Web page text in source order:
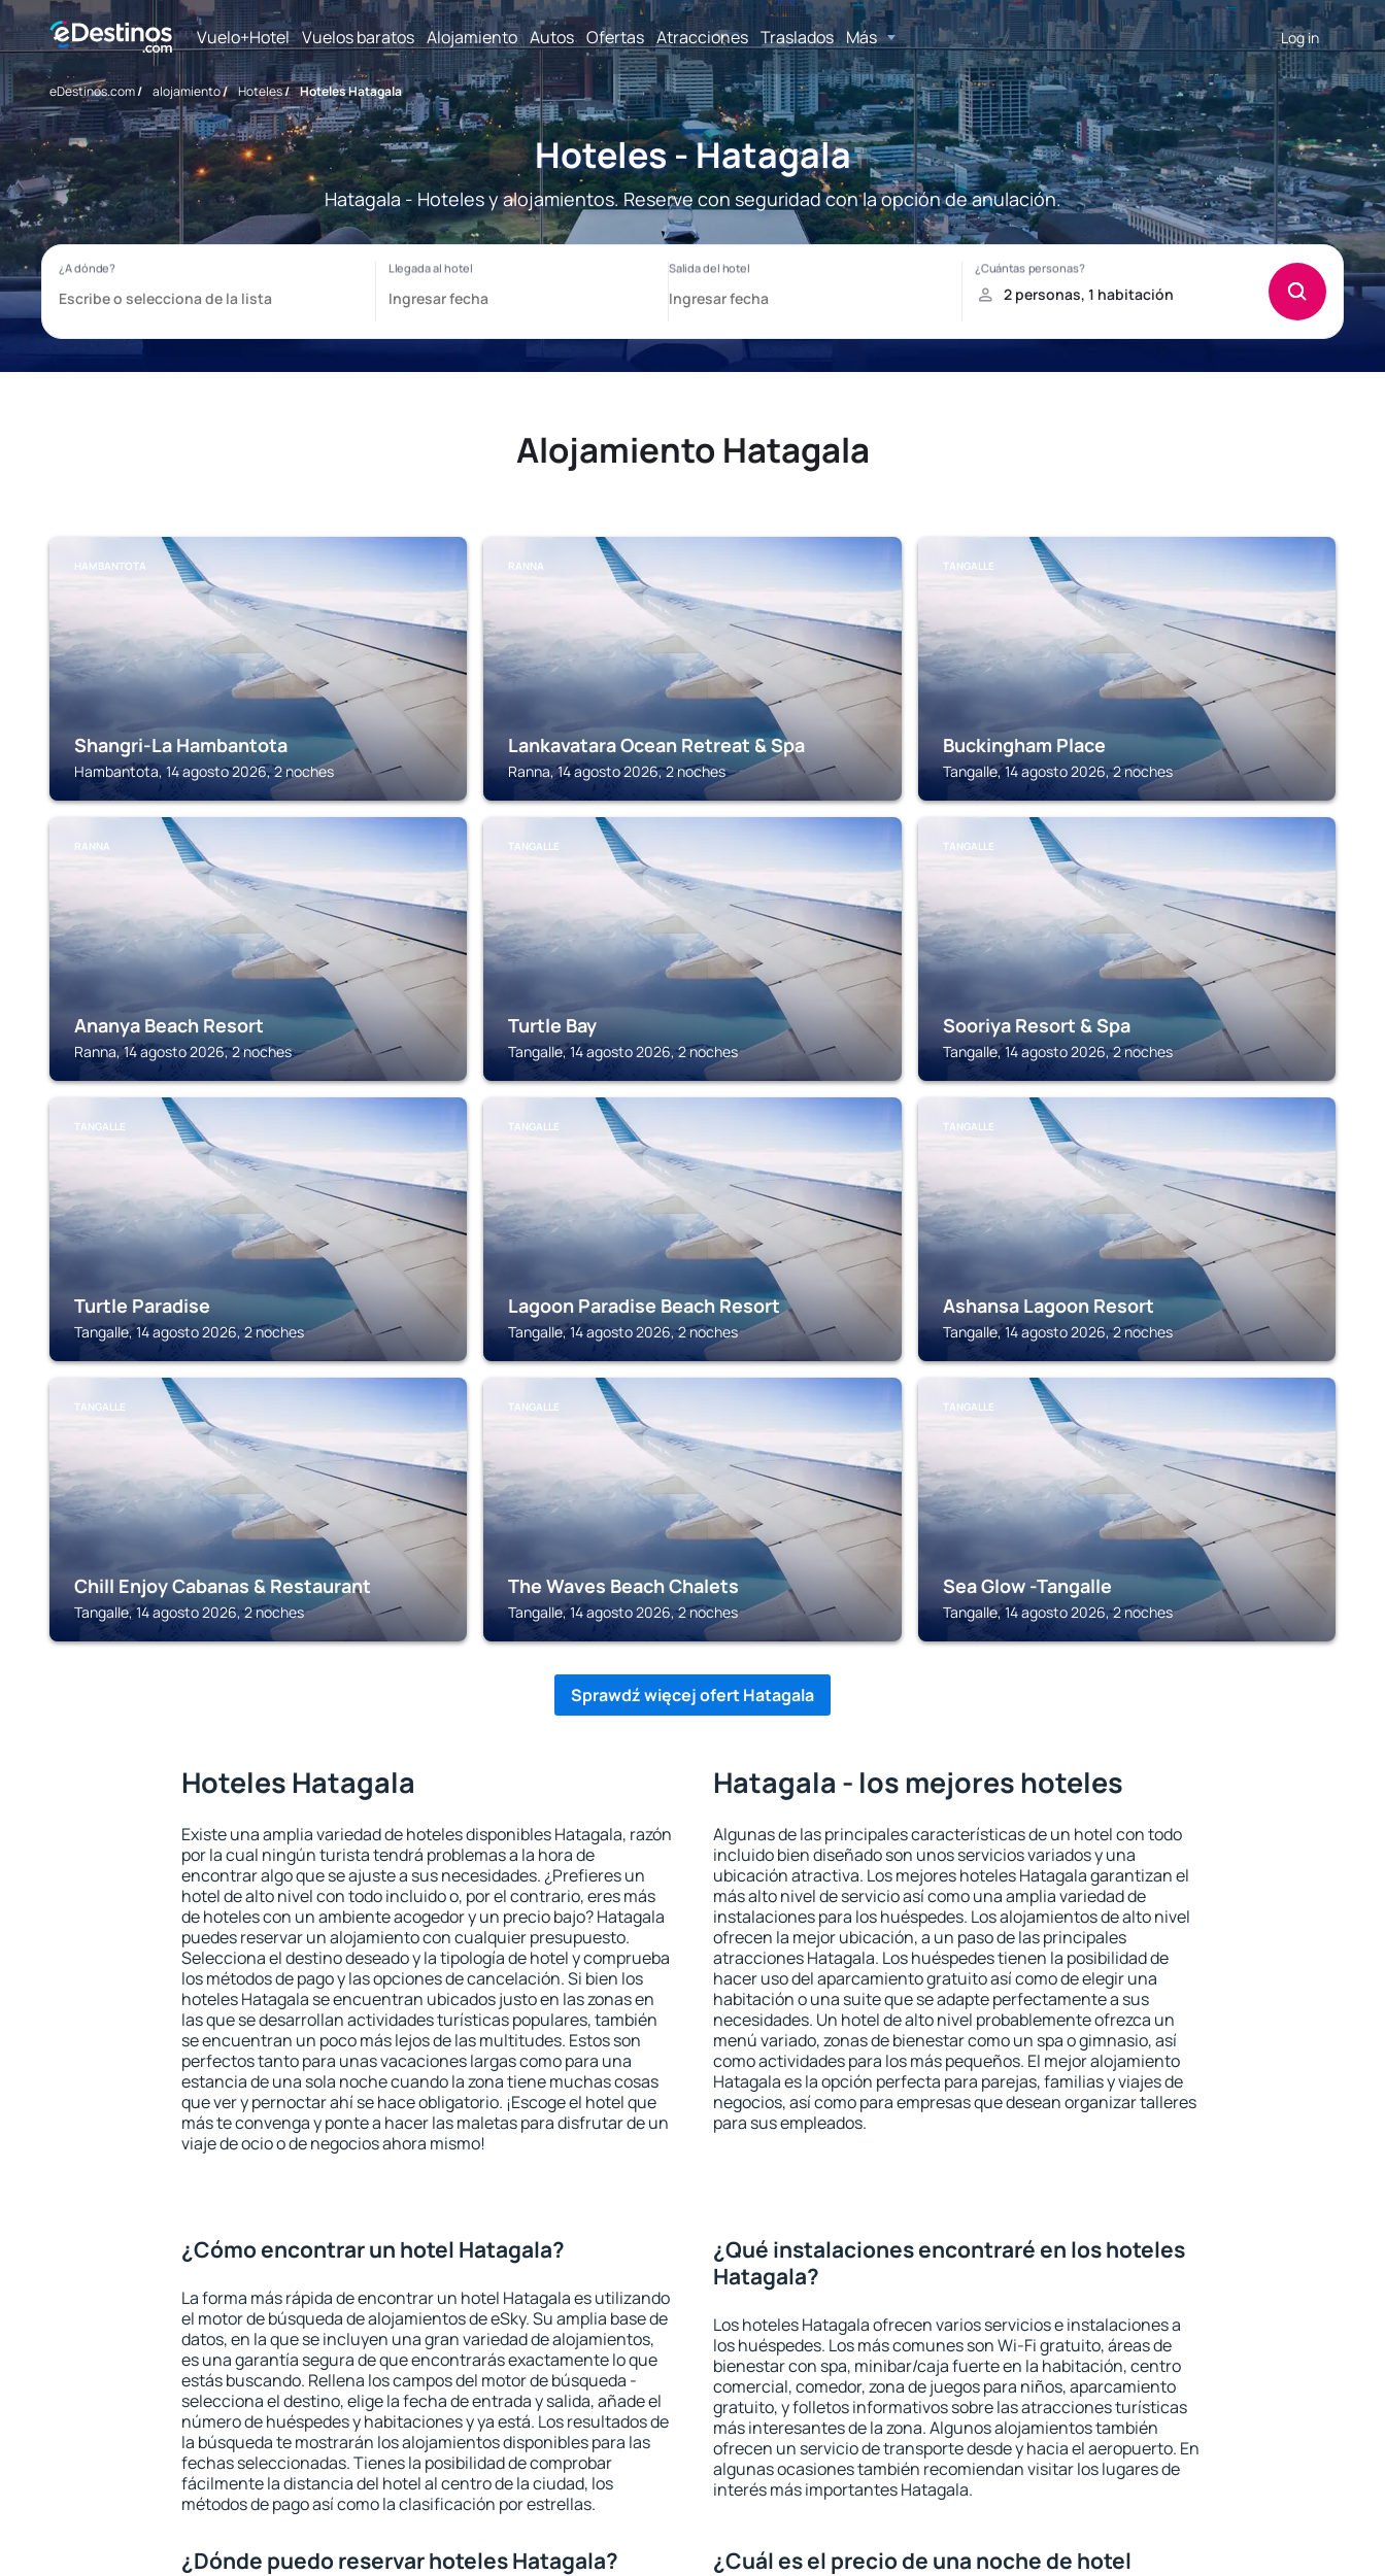
Vuelo+Hotel Vuelos baratos Alojamiento Autos Ofertas Atracciones Traslados Más Log in
eDestinos.com/ alojamiento/ Hoteles/ Hoteles Hatagala
Hoteles - Hatagala
Hatagala - Hoteles y alojamientos. Reserve con seguridad con la opción de anulación.
Alojamiento Hatagala
HAMBANTOTA
Shangri-La Hambantota
Hambantota, 14 agosto 2026, 2 noches
RANNA
Lankavatara Ocean Retreat & Spa
Ranna, 14 agosto 2026, 2 noches
TANGALLE
Buckingham Place
Tangalle, 14 agosto 2026, 2 noches
RANNA
Ananya Beach Resort
Ranna, 14 agosto 2026, 2 noches
TANGALLE
Turtle Bay
Tangalle, 14 agosto 2026, 2 noches
TANGALLE
Sooriya Resort & Spa
Tangalle, 14 agosto 2026, 2 noches
TANGALLE
Turtle Paradise
Tangalle, 14 agosto 2026, 2 noches
TANGALLE
Lagoon Paradise Beach Resort
Tangalle, 14 agosto 2026, 2 noches
TANGALLE
Ashansa Lagoon Resort
Tangalle, 14 agosto 2026, 2 noches
TANGALLE
Chill Enjoy Cabanas & Restaurant
Tangalle, 14 agosto 2026, 2 noches
TANGALLE
The Waves Beach Chalets
Tangalle, 14 agosto 2026, 2 noches
TANGALLE
Sea Glow -Tangalle
Tangalle, 14 agosto 2026, 2 noches
Sprawdź więcej ofert Hatagala
Hoteles Hatagala
Existe una amplia variedad de hoteles disponibles Hatagala, razón
por la cual ningún turista tendrá problemas a la hora de
encontrar algo que se ajuste a sus necesidades. ¿Prefieres un
hotel de alto nivel con todo incluido o, por el contrario, eres más
de hoteles con un ambiente acogedor y un precio bajo? Hatagala
puedes reservar un alojamiento con cualquier presupuesto.
Selecciona el destino deseado y la tipología de hotel y comprueba
los métodos de pago y las opciones de cancelación. Si bien los
hoteles Hatagala se encuentran ubicados justo en las zonas en
las que se desarrollan actividades turísticas populares, también
se encuentran un poco más lejos de las multitudes. Estos son
perfectos tanto para unas vacaciones largas como para una
estancia de una sola noche cuando la zona tiene muchas cosas
que ver y pernoctar ahí se hace obligatorio. ¡Escoge el hotel que
más te convenga y ponte a hacer las maletas para disfrutar de un
viaje de ocio o de negocios ahora mismo!
Hatagala - los mejores hoteles
Algunas de las principales características de un hotel con todo
incluido bien diseñado son unos servicios variados y una
ubicación atractiva. Los mejores hoteles Hatagala garantizan el
más alto nivel de servicio así como una amplia variedad de
instalaciones para los huéspedes. Los alojamientos de alto nivel
ofrecen la mejor ubicación, a un paso de las principales
atracciones Hatagala. Los huéspedes tienen la posibilidad de
hacer uso del aparcamiento gratuito así como de elegir una
habitación o una suite que se adapte perfectamente a sus
necesidades. Un hotel de alto nivel probablemente ofrezca un
menú variado, zonas de bienestar como un spa o gimnasio, así
como actividades para los más pequeños. El mejor alojamiento
Hatagala es la opción perfecta para parejas, familias y viajes de
negocios, así como para empresas que desean organizar talleres
para sus empleados.
¿Cómo encontrar un hotel Hatagala?
La forma más rápida de encontrar un hotel Hatagala es utilizando
el motor de búsqueda de alojamientos de eSky. Su amplia base de
datos, en la que se incluyen una gran variedad de alojamientos,
es una garantía segura de que encontrarás exactamente lo que
estás buscando. Rellena los campos del motor de búsqueda -
selecciona el destino, elige la fecha de entrada y salida, añade el
número de huéspedes y habitaciones y ya está. Los resultados de
la búsqueda te mostrarán los alojamientos disponibles para las
fechas seleccionadas. Tienes la posibilidad de comprobar
fácilmente la distancia del hotel al centro de la ciudad, los
métodos de pago así como la clasificación por estrellas.
¿Qué instalaciones encontraré en los hoteles
Hatagala?
Los hoteles Hatagala ofrecen varios servicios e instalaciones a
los huéspedes. Los más comunes son Wi-Fi gratuito, áreas de
bienestar con spa, minibar/caja fuerte en la habitación, centro
comercial, comedor, zona de juegos para niños, aparcamiento
gratuito, y folletos informativos sobre las atracciones turísticas
más interesantes de la zona. Algunos alojamientos también
ofrecen un servicio de transporte desde y hacia el aeropuerto. En
algunas ocasiones también recomiendan visitar los lugares de
interés más importantes Hatagala.
¿Dónde puedo reservar hoteles Hatagala?
¿Cuál es el precio de una noche de hotel